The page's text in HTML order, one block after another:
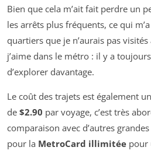
Bien que cela m’ait fait perdre un
les arrêts plus fréquents, ce qui
quartiers que je n’aurais pas visités
j’aime dans le métro : il y a
d’explorer davantage.
Le coût des trajets est également
de $2.90 par voyage, c’est très
comparaison avec d’autres
pour la MetroCard illimitée pour